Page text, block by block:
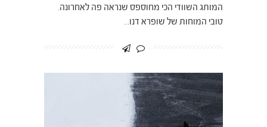
המותג השוודי הכי מחוספס שנראה פה לאחרונה.
טובי המוחות של שופרא דנו…